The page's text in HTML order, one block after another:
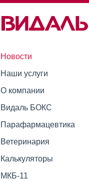
Новости
Наши услуги
О компании
Видаль БОКС
Парафармацевтика
Ветеринария
Калькуляторы
МКБ-11